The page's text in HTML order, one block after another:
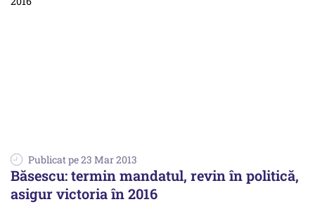
Publicat pe 23 Mar 2013
Băsescu: termin mandatul, revin în politică,
asigur victoria în 2016